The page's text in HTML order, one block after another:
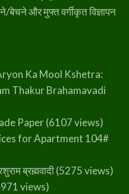
बेचने और मुफ्त वर्गीकृत विज्ञापन
Ka Mool Kshetra:
Thakur Brahamavadi
Paper(6107 views)
for Apartment 104#
ब्रह्मवादी(5275 views)
views)